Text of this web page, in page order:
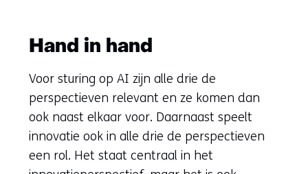
Hand in hand
Voor sturing op AI zijn alle drie de
perspectieven relevant en ze komen dan
ook naast elkaar voor. Daarnaast speelt
innovatie ook in alle drie de perspectieven
een rol. Het staat centraal in het